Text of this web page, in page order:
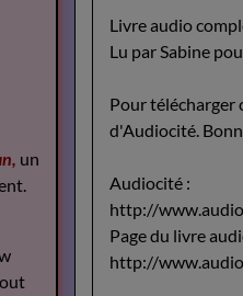
Livre audio
Lu par Sabine
Pour télécharger
d'Audiocité.
Audiocité :
http://
Page du livre
http://
un